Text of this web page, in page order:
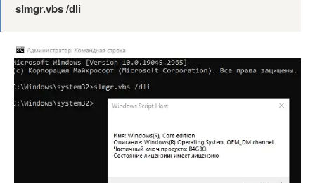
slmgr.vbs /dli